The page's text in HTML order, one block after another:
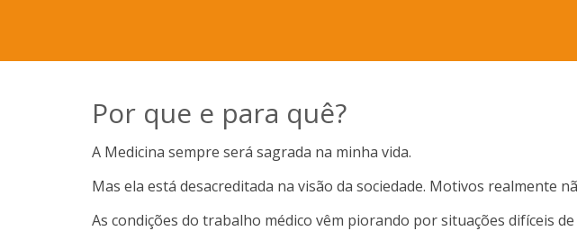
Por que e para quê?
A Medicina sempre será sagrada na minha vida.
Mas ela está desacreditada na visão da sociedade. Motivos realmente
As condições do trabalho médico vêm piorando por situações difíceis